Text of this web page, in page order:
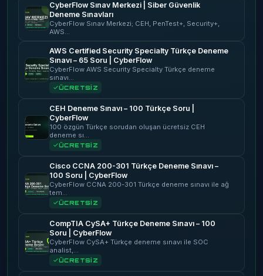
CyberFlow Sınav Merkezi | Siber Güvenlik
Deneme Sınavları
CyberFlow Sınav Merkezi; CEH, PenTest+, Security+,
AWS…
AWS Certified Security Specialty Türkçe Deneme
Sınavı – 65 Soru | CyberFlow
CyberFlow AWS Security Specialty Türkçe deneme
sınavı…
ÜCRETSİZ
CEH Deneme Sınavı – 100 Türkçe Soru |
CyberFlow
100 özgün Türkçe sorudan oluşan ücretsiz CEH
deneme sı…
ÜCRETSİZ
Cisco CCNA 200-301 Türkçe Deneme Sınavı –
100 Soru | CyberFlow
CyberFlow CCNA 200-301 Türkçe deneme sınavı ile ağ
tem…
ÜCRETSİZ
CompTIA CySA+ Türkçe Deneme Sınavı – 100
Soru | CyberFlow
CyberFlow CySA+ Türkçe deneme sınavı ile SOC
analist,…
ÜCRETSİZ